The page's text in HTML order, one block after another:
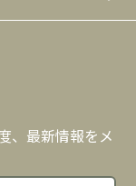
最新情報をメ